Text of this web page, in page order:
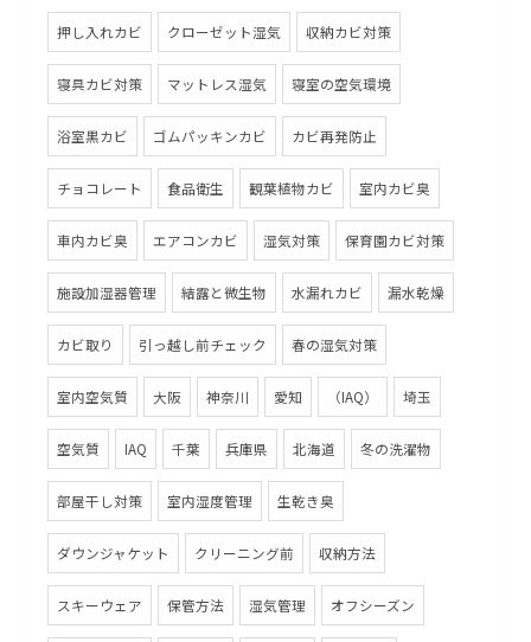
押し入れカビ クローゼット湿気 収納カビ対策
寝具カビ対策 マットレス湿気 寝室の空気環境
浴室黒カビ ゴムパッキンカビ カビ再発防止
チョコレート 食品衛生 観葉植物カビ 室内カビ臭
車内カビ臭 エアコンカビ 湿気対策 保育園カビ対策
施設加湿器管理 結露と微生物 水漏れカビ 漏水乾燥
カビ取り 引っ越し前チェック 春の湿気対策
室内空気質 大阪 神奈川 愛知 （IAQ） 埼玉
空気質 IAQ 千葉 兵庫県 北海道 冬の洗濯物
部屋干し対策 室内湿度管理 生乾き臭
ダウンジャケット クリーニング前 収納方法
スキーウェア 保管方法 湿気管理 オフシーズン